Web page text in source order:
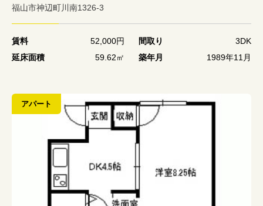
福山市神辺町川南1326-3
賃料 52,000円 間取り
3DK
延床面積
59.62㎡ 築年月 1989年11月
アパート